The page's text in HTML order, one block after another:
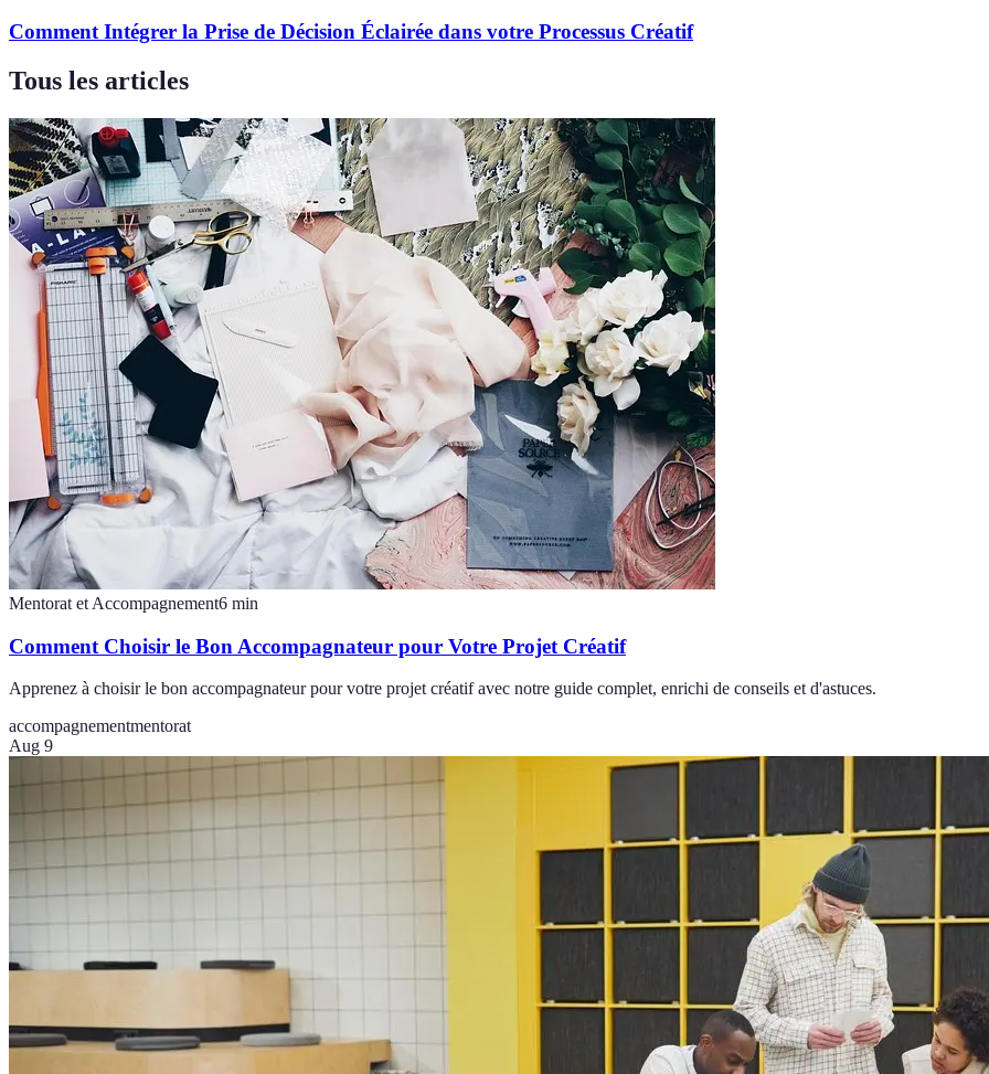
Comment Intégrer la Prise de Décision Éclairée dans votre Processus Créatif
Tous les articles
Mentorat et Accompagnement6 min
Comment Choisir le Bon Accompagnateur pour Votre Projet Créatif
Apprenez à choisir le bon accompagnateur pour votre projet créatif avec notre guide complet, enrichi de conseils et d'astuces.
accompagnementmentorat
Aug 9